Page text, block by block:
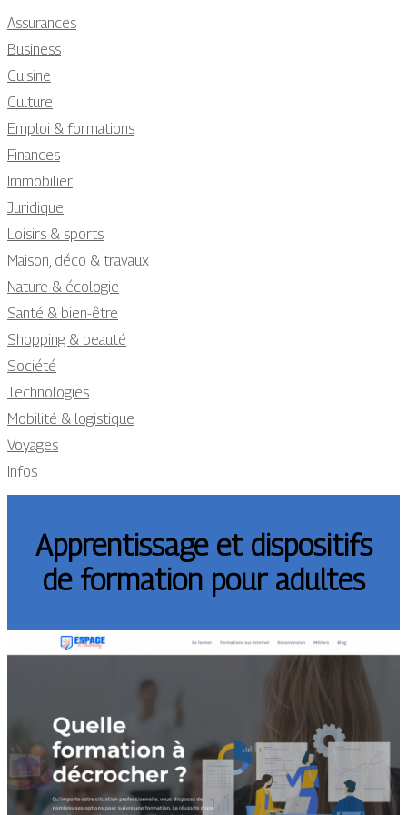
Assurances
Business
Cuisine
Culture
Emploi & formations
Finances
Immobilier
Juridique
Loisirs & sports
Maison, déco & travaux
Nature & écologie
Santé & bien-être
Shopping & beauté
Société
Technologies
Mobilité & logistique
Voyages
Infos
Apprentissage et dispositifs
de formation pour adultes